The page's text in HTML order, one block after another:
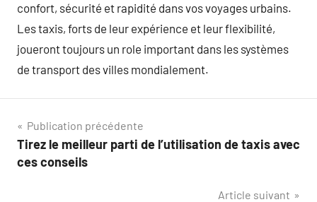
confort, sécurité et rapidité dans vos voyages urbains.
Les taxis, forts de leur expérience et leur flexibilité,
joueront toujours un role important dans les systèmes
de transport des villes mondialement.
Navigation
de
Publication précédente
Tirez le meilleur parti de l’utilisation de taxis avec
ces conseils
Article suivant